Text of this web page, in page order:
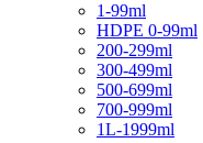
1-99ml
HDPE 0-99ml
200-299ml
300-499ml
500-699ml
700-999ml
1L-1999ml